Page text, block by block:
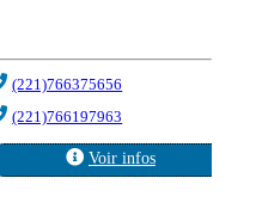
(221)766375656
(221)766197963
Voir infos